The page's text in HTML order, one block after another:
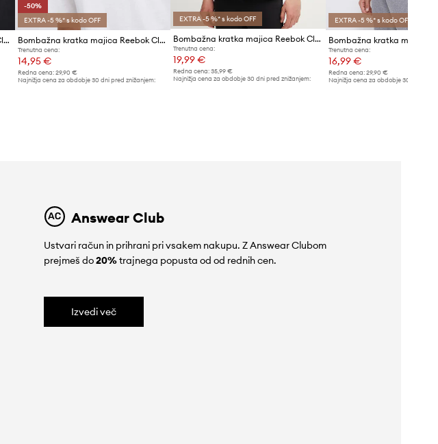
Bombažna kratka majica Reebok Classic Basketball
-50%
EXTRA -5 %* s kodo OFF
Bombažna kratka majica Reebok Classic
Trenutna cena:
14,95 €
Redna cena: 29,90 €
Najnižja cena za obdobje 30 dni pred znižanjem:
EXTRA -5 %* s kodo OFF
Bombažna kratka majica Reebok Classic
Trenutna cena:
19,99 €
Redna cena:35,99 €
Najnižja cena za obdobje 30 dni pred znižanjem:
EXTRA -5 %* s kodo OFF
Trenutna cena:
16,99 €
Redna cena: 29,90 €
Najnižja cena za obdobje 30 dni pred
Answear Club
Ustvari račun in prihrani pri vsakem nakupu. Z Answear Clubom
prejmeš do20%trajnega popusta od od rednih cen.
Izvedi več